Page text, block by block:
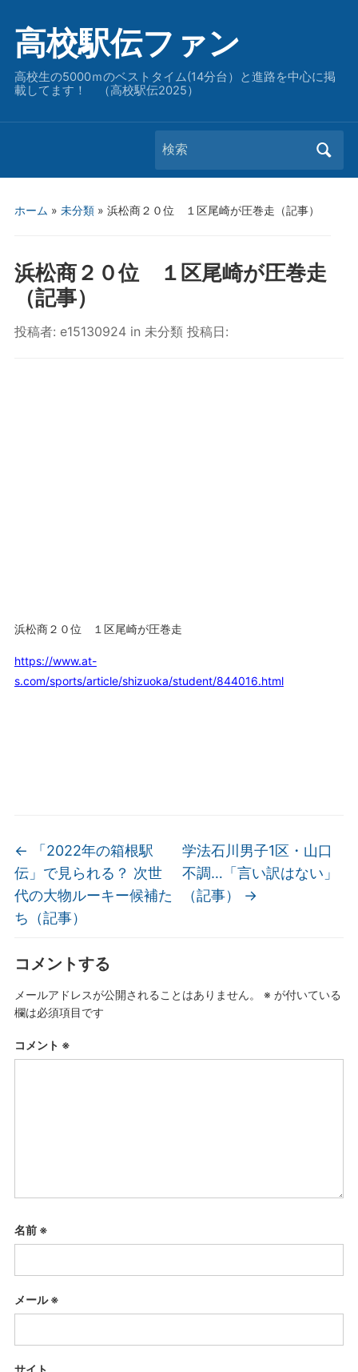
高校駅伝ファン
高校生の5000ｍのベストタイム(14分台）と進路を中心に掲
載してます！ （高校駅伝2025）
Search
for:
ホーム » 未分類» 浜松商２０位 １区尾崎が圧巻走（記事）
浜松商２０位 １区尾崎が圧巻走
（記事）
投稿者: e15130924 in 未分類投稿日:
浜松商２０位 １区尾崎が圧巻走
https://www.at-
s.com/sports/article/shizuoka/student/844016.html
← 「2022年の箱根駅
伝」で見られる？ 次世
代の大物ルーキー候補た
ち（記事）
学法石川男子1区・山口
不調…「言い訳はない」
（記事） →
コメントする
メールアドレスが公開されることはありません。 ※ が付いている
欄は必須項目です
コメント ※
名前 ※
メール※
サイト